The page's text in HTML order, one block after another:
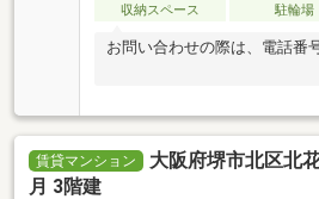
収納スペース
駐輪場
お問い合わせの際は、電話番
賃貸マンション
大阪府堺市北区北
月 3階建